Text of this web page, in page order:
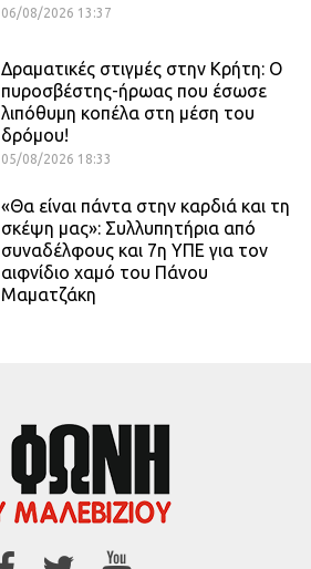
06/08/2026 13:37
Δραματικές στιγμές στην Κρήτη: Ο
πυροσβέστης-ήρωας που έσωσε
λιπόθυμη κοπέλα στη μέση του
δρόμου!
05/08/2026 18:33
«Θα είναι πάντα στην καρδιά και τη
σκέψη μας»: Συλλυπητήρια από
συναδέλφους και 7η ΥΠΕ για τον
αιφνίδιο χαμό του Πάνου
Μαματζάκη